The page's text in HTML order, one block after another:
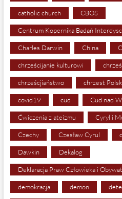
catholic church CBOS
Centrum Kopernika Badań
Charles Darwin China
chrześcijanie kulturowi
chrześcjiaństwo chrzest
covid19 cud Cud nad
Ćwiczenia z ateizmu Cyryl i
Czechy Czesław Cyrul
Dawkin Dekalog
Deklaracja Praw Człowieka i
demokracja demon